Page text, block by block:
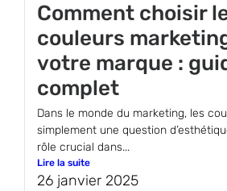
Comment choisir
couleurs
votre marque :
complet
Dans le monde du marketing, les
simplement une question
rôle crucial dans...
Lire la suite
26 janvier 2025